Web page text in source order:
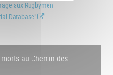
aux Rugbymen
Database"
au Chemin des